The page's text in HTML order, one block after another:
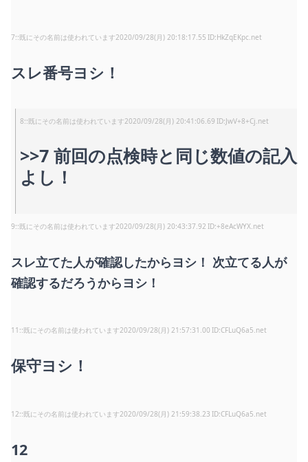
7: 既にその名前は使われています2020/09/28(月) 20:18:17.55 HkZqEKpc.net
スレ番号ヨシ！
8: 既にその名前は使われています2020/09/28(月) 20:41:06.69 JwV+8+Cj.net
>>7 前回の点検時と同じ数値の記入
よし！
9: 既にその名前は使われています2020/09/28(月) 20:43:37.92 +8eAcWYX.net
スレ立てた人が確認したからヨシ！ 次立てる人が
確認するだろうからヨシ！
11 : 既にその名前は使われています2020/09/28(月) 21:57:31.00 CFLuQ6a5.net
保守ヨシ！
12: 既にその名前は使われています2020/09/28(月) 21:59:38.23 CFLuQ6a5.net
12